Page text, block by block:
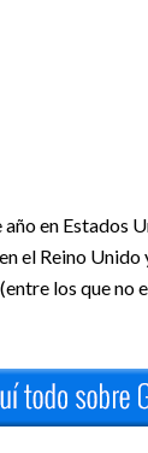
en Estados
el Reino
los que